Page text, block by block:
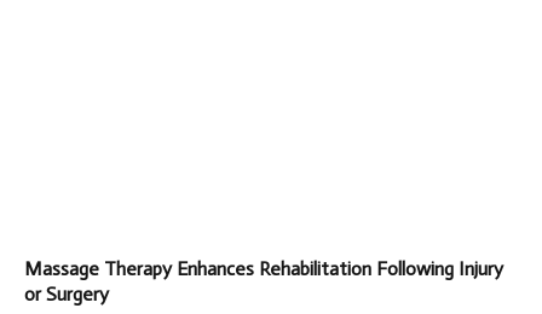
Massage Therapy Enhances Rehabilitation Following Injury
or Surgery